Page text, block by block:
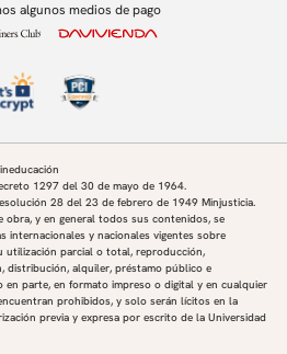
algunos medios de pago
1297 del 30 de mayo de 1964.
28 del 23 de febrero de 1949 Minjusticia.
obra, y en general todos sus contenidos, se
internacionales y nacionales vigentes sobre
parcial o total, reproducción,
distribución, alquiler, préstamo público e
parte, en formato impreso o digital y en cualquier
prohibidos, y solo serán lícitos en la
previa y expresa por escrito de la Universidad